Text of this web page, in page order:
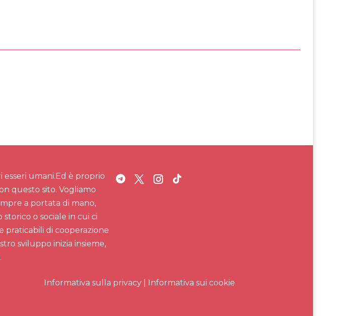
esseri umani.Ed è proprio
questo sito. Vogliamo
a portata di mano,
o sociale in cui ci
praticabili di cooperazione
sviluppo inizia insieme,
Informativa sulla privacy | Informativa sui cookie